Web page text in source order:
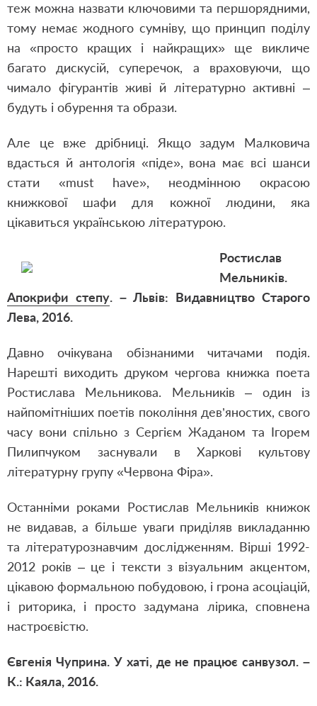
теж можна назвати ключовими та першорядними,
тому немає жодного сумніву, що принцип поділу
на «просто кращих і найкращих» ще викличе
багато дискусій, суперечок, а враховуючи, що
чимало фігурантів живі й літературно активні –
будуть і обурення та образи.
Але це вже дрібниці. Якщо задум Малковича
вдасться й антологія «піде», вона має всі шанси
стати «must have», неодмінною окрасою
книжкової шафи для кожної людини, яка
цікавиться українською літературою.
Ростислав
Мельників.
Апокрифи степу. – Львів: Видавництво Старого
Лева, 2016.
Давно очікувана обізнаними читачами подія.
Нарешті виходить друком чергова книжка поета
Ростислава Мельникова. Мельників – один із
найпомітніших поетів покоління дев’яностих, свого
часу вони спільно з Сергієм Жаданом та Ігорем
Пилипчуком заснували в Харкові культову
літературну групу «Червона Фіра».
Останніми роками Ростислав Мельників книжок
не видавав, а більше уваги приділяв викладанню
та літературознавчим дослідженням. Вірші 1992-
2012 років – це і тексти з візуальним акцентом,
цікавою формальною побудовою, і грона асоціацій,
і риторика, і просто задумана лірика, сповнена
настроєвістю.
Євгенія Чуприна. У хаті, де не працює санвузол. –
К.: Каяла, 2016.